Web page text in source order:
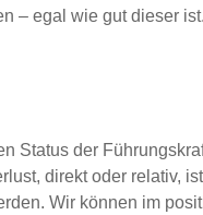
– egal wie gut dieser ist.
Status der
direkt oder relativ,
Wir können im